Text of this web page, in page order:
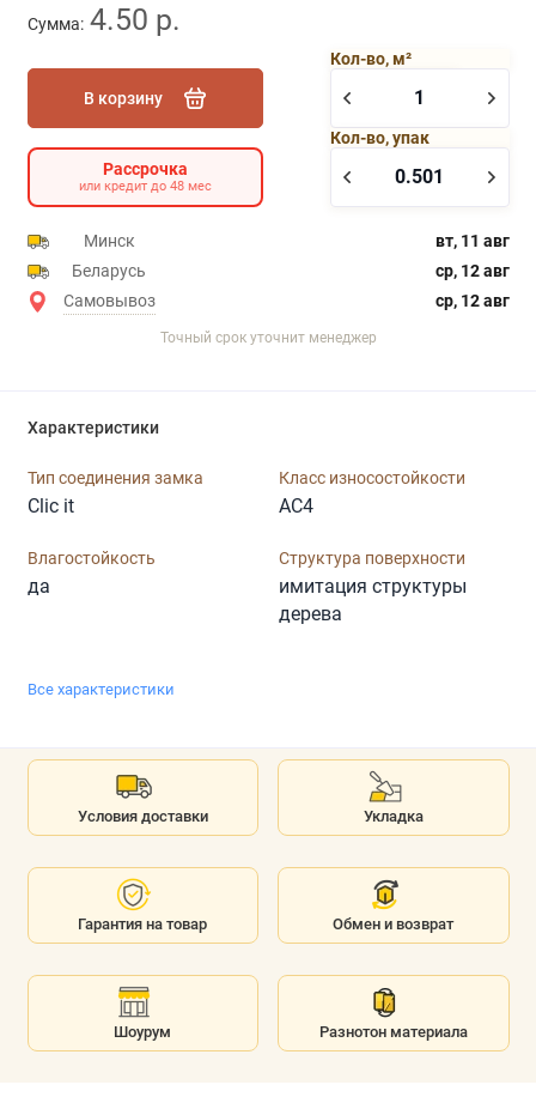
Сумма: 4.50 р.
В корзину
Кол-во, м²
Кол-во, упак
Рассрочка
или кредит до 48 мес
Минск
вт, 11 авг
Беларусь
ср, 12 авг
Самовывоз
ср, 12 авг
Точный срок уточнит менеджер
Характеристики
Тип соединения замка
Clic it
Класс износостойкости
AC4
Влагостойкость
да
Структура поверхности
имитация структуры
дерева
Все характеристики
Условия доставки Укладка
Гарантия на товар Обмен и возврат
Шоурум Разнотон материала